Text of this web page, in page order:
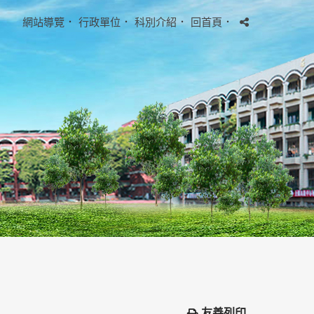
網站導覽 ． 行政單位 ． 科別介紹． 回首頁．